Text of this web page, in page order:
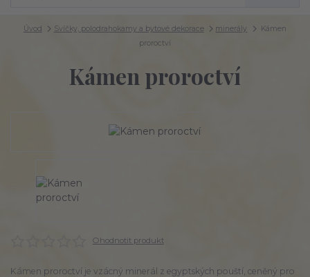
Úvod Svíčky, polodrahokamy a bytové dekorace minerály
Kámen
proroctví
Kámen proroctví
Ohodnotit produkt
Kámen proroctví je vzácný minerál z egyptských pouští, ceněný pro